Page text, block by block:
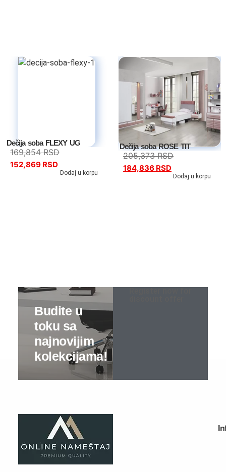
Dečija soba FLEXY UG
169,854RSD
152,869 RSD
Dodaj u korpu
Dečija soba ROSE TIT
205,373RSD
184,836 RSD
Dodaj u korpu
Oprema za dečije krevete
Dečije komode
Dečija ogledala
Kreveti na sprat
Predsoblja
Specijalne ponude
Predsoblja kompleti
Čiviluci
Komode